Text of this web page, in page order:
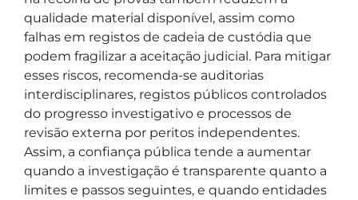
qualidade material disponível, assim como
falhas em registos de cadeia de custódia que
podem fragilizar a aceitação judicial. Para mitigar
esses riscos, recomenda-se auditorias
interdisciplinares, registos públicos controlados
do progresso investigativo e processos de
revisão externa por peritos independentes.
Assim, a confiança pública tende a aumentar
quando a investigação é transparente quanto a
limites e passos seguintes, e quando entidades